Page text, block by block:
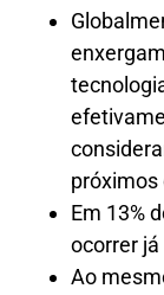
próximos
Em 13%
ocorrer
Ao